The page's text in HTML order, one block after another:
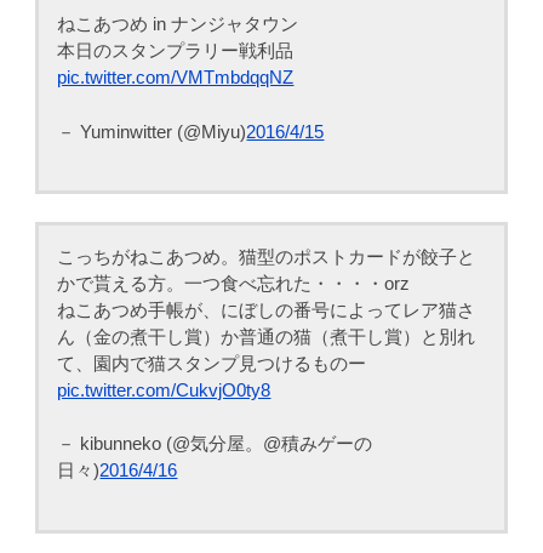
ねこあつめ in ナンジャタウン
本日のスタンプラリー戦利品
pic.twitter.com/VMTmbdqqNZ
－ Yuminwitter (@Miyu)2016/4/15
こっちがねこあつめ。猫型のポストカードが餃子と
かで貰える方。一つ食べ忘れた・・・・orz
ねこあつめ手帳が、にぼしの番号によってレア猫さ
ん（金の煮干し賞）か普通の猫（煮干し賞）と別れ
て、園内で猫スタンプ見つけるものー
pic.twitter.com/CukvjO0ty8
－ kibunneko (@気分屋。@積みゲーの
日々)2016/4/16